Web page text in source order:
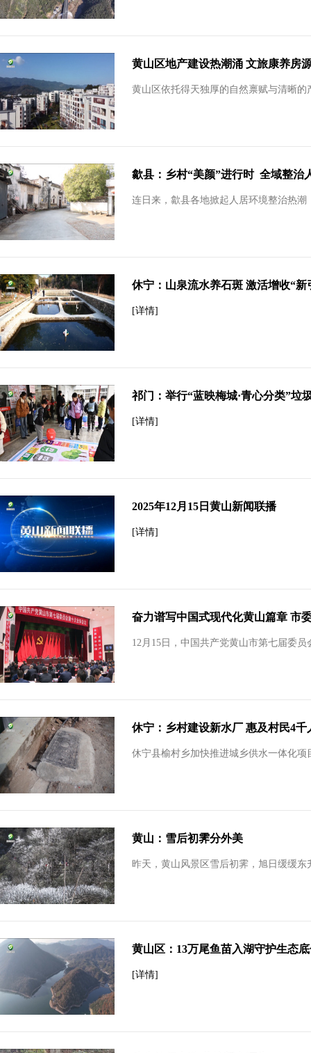
黄山区地产建设热潮涌 文旅康养房
黄山区依托得天独厚的自然禀赋与清晰
歙县：乡村“美颜”进行时 全域整治
连日来，歙县各地掀起人居环境整治热
休宁：山泉流水养石斑 激活增收“新
[详情]
祁门：举行“蓝映梅城·青心分类”垃
[详情]
2025年12月15日黄山新闻联播
[详情]
奋力谱写中国式现代化黄山篇章 市
12月15日，中国共产党黄山市第七届委
休宁：乡村建设新水厂 惠及村民4千
休宁县榆村乡加快推进城乡供水一体化
黄山：雪后初霁分外美
昨天，黄山风景区雪后初霁，旭日缓缓
黄山区：13万尾鱼苗入湖守护生态
[详情]